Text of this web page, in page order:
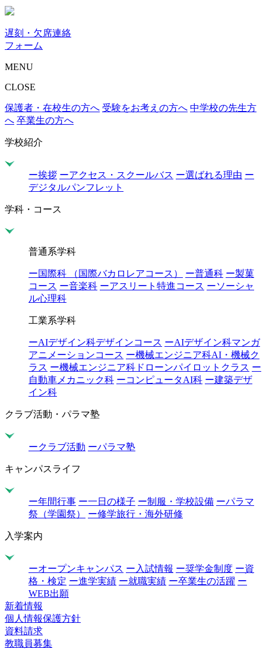
遅刻・欠席連絡
フォーム
MENU
CLOSE
保護者・在校生の方へ 受験をお考えの方へ 中学校の先生方
へ 卒業生の方へ
学校紹介
ー挨拶 ーアクセス・スクールバス ー選ばれる理由 ー
デジタルパンフレット
学科・コース
普通系学科
ー国際科 （国際バカロレアコース） ー普通科 ー製菓
コース ー音楽科 ーアスリート特進コース ーソーシャ
ル心理科
工業系学科
ーAIデザイン科デザインコース ーAIデザイン科マンガ
アニメーションコース ー機械エンジニア科AI・機械ク
ラス ー機械エンジニア科ドローンパイロットクラス ー
自動車メカニック科 ーコンピュータAI科 ー建築デザ
イン科
クラブ活動・パラマ塾
ークラブ活動 ーパラマ塾
キャンパスライフ
ー年間行事 ー一日の様子 ー制服・学校設備 ーパラマ
祭（学園祭）
ー修学旅行・海外研修
入学案内
ーオープンキャンパス ー入試情報 ー奨学金制度 ー資
格・検定 ー進学実績 ー就職実績 ー卒業生の活躍 ー
WEB出願
新着情報
個人情報保護方針
資料請求
教職員募集